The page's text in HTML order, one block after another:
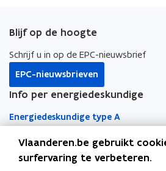
b
o
o
p
e
e
d
o
p
e
n
t
e
e
i
n
k
n
a
Blijf op de hoogte
Schrijf u in op de EPC-nieuwsbrief
EPC-nieuwsbrieven
Info per energiedeskundige
Energiedeskundige type A
Energiedeskundige type D
Snel naar
Vlaanderen.be gebruikt
surfervaring te verbeteren.